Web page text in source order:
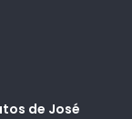
de José